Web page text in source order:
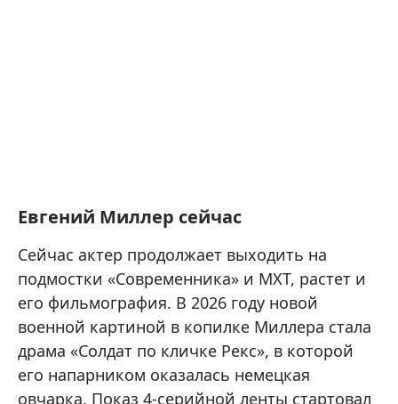
Евгений Миллер сейчас
Сейчас актер продолжает выходить на
подмостки «Современника» и МХТ, растет и
его фильмография. В 2026 году новой
военной картиной в копилке Миллера стала
драма «Солдат по кличке Рекс», в которой
его напарником оказалась немецкая
овчарка. Показ 4-серийной ленты стартовал